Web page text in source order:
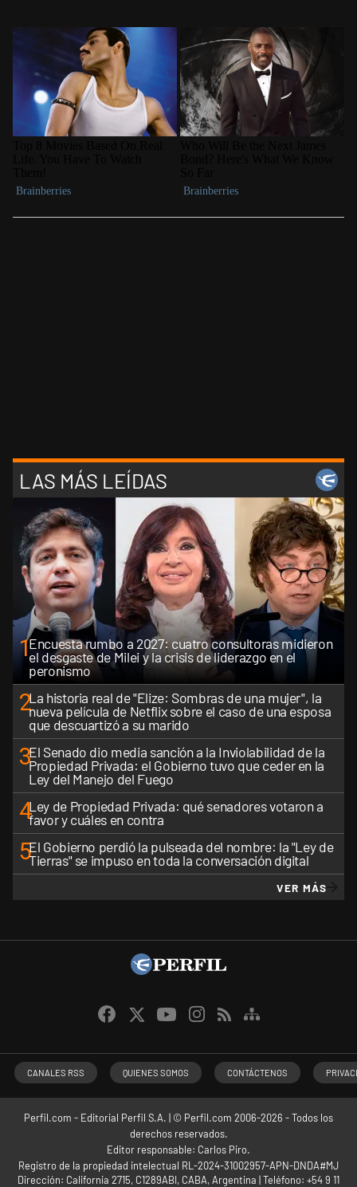
LAS MÁS LEÍDAS
1Encuesta rumbo a 2027: cuatro consultoras midieron
el desgaste de Milei y la crisis de liderazgo en el
peronismo
2La historia real de "Elize: Sombras de una mujer", la
nueva película de Netflix sobre el caso de una esposa
que descuartizó a su marido
3El Senado dio media sanción a la Inviolabilidad de la
Propiedad Privada: el Gobierno tuvo que ceder en la
Ley del Manejo del Fuego
4Ley de Propiedad Privada: qué senadores votaron a
favor y cuáles en contra
5El Gobierno perdió la pulseada del nombre: la "Ley de
Tierras" se impuso en toda la conversación digital
VER MÁS
CANALES RSS QUIENES SOMOS CONTÁCTENOS
Perfil.com - Editorial Perfil S.A. | © Perfil.com 2006-2026 - Todos los
derechos reservados.
Editor responsable: Carlos Piro.
Registro de la propiedad intelectual RL-2024-31002957-APN-DNDA#MJ
Dirección: California 2715, C1289ABI, CABA, Argentina | Teléfono: +54 9 11